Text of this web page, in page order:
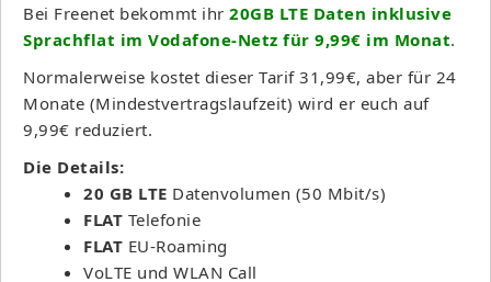
Bei Freenet bekommt ihr 20GB LTE Daten inklusive
Sprachflat im Vodafone-Netz für 9,99€ im Monat.
Normalerweise kostet dieser Tarif 31,99€, aber für 24
Monate (Mindestvertragslaufzeit) wird er euch auf
9,99€ reduziert.
Die Details:
20 GB LTE Datenvolumen (50 Mbit/s)
FLAT Telefonie
FLAT EU-Roaming
VoLTE und WLAN Call